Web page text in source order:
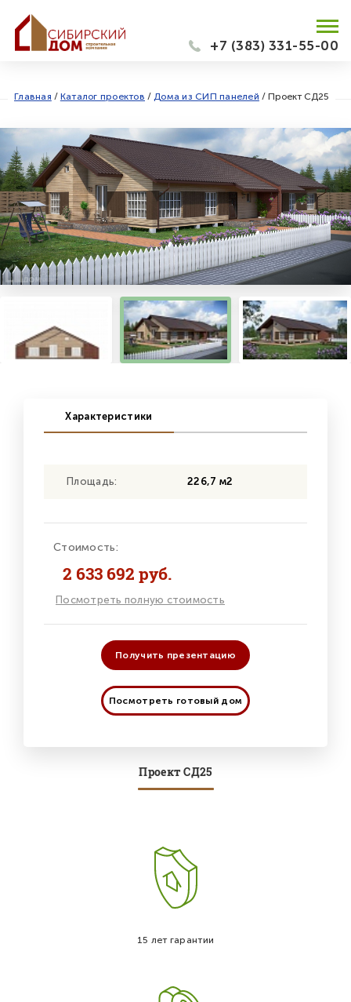
+7 (383) 331-55-00
Главная / Каталог проектов / Дома из СИП панелей / Проект СД25
Характеристики
Площадь: 226,7 м2
Стоимость:
2 633 692 руб.
Посмотреть полную стоимость
Получить презентацию
Посмотреть готовый дом
Проект СД25
15 лет гарантии